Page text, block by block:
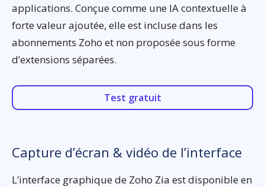
applications. Conçue comme une IA contextuelle à
forte valeur ajoutée, elle est incluse dans les
abonnements Zoho et non proposée sous forme
d’extensions séparées.
Test gratuit
Capture d’écran & vidéo de l’interface
L’interface graphique de Zoho Zia est disponible en